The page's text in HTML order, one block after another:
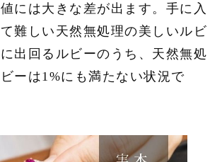
には大きな差が出ます。手に入
難しい天然無処理の美しいルビ
出回るルビーのうち、天然無処
ーは1%にも満たない状況で